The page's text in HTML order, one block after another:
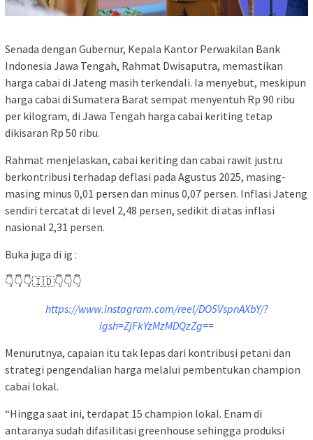
Senada dengan Gubernur, Kepala Kantor Perwakilan Bank
Indonesia Jawa Tengah, Rahmat Dwisaputra, memastikan
harga cabai di Jateng masih terkendali. Ia menyebut, meskipun
harga cabai di Sumatera Barat sempat menyentuh Rp 90 ribu
per kilogram, di Jawa Tengah harga cabai keriting tetap
dikisaran Rp 50 ribu.
Rahmat menjelaskan, cabai keriting dan cabai rawit justru
berkontribusi terhadap deflasi pada Agustus 2025, masing-
masing minus 0,01 persen dan minus 0,07 persen. Inflasi Jateng
sendiri tercatat di level 2,48 persen, sedikit di atas inflasi
nasional 2,31 persen.
Buka juga di ig :
👇👇👇🇮🇩👇👇👇
https://www.instagram.com/reel/DO5VspnAXbY/?
igsh=ZjFkYzMzMDQzZg==
Menurutnya, capaian itu tak lepas dari kontribusi petani dan
strategi pengendalian harga melalui pembentukan champion
cabai lokal.
“Hingga saat ini, terdapat 15 champion lokal. Enam di
antaranya sudah difasilitasi greenhouse sehingga produksi